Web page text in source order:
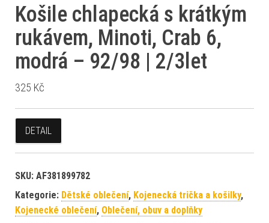
Košile chlapecká s krátkým
rukávem, Minoti, Crab 6,
modrá – 92/98 | 2/3let
325 Kč
DETAIL
SKU: AF381899782
Kategorie: Dětské oblečení, Kojenecká trička a košilky,
Kojenecké oblečení, Oblečení, obuv a doplňky